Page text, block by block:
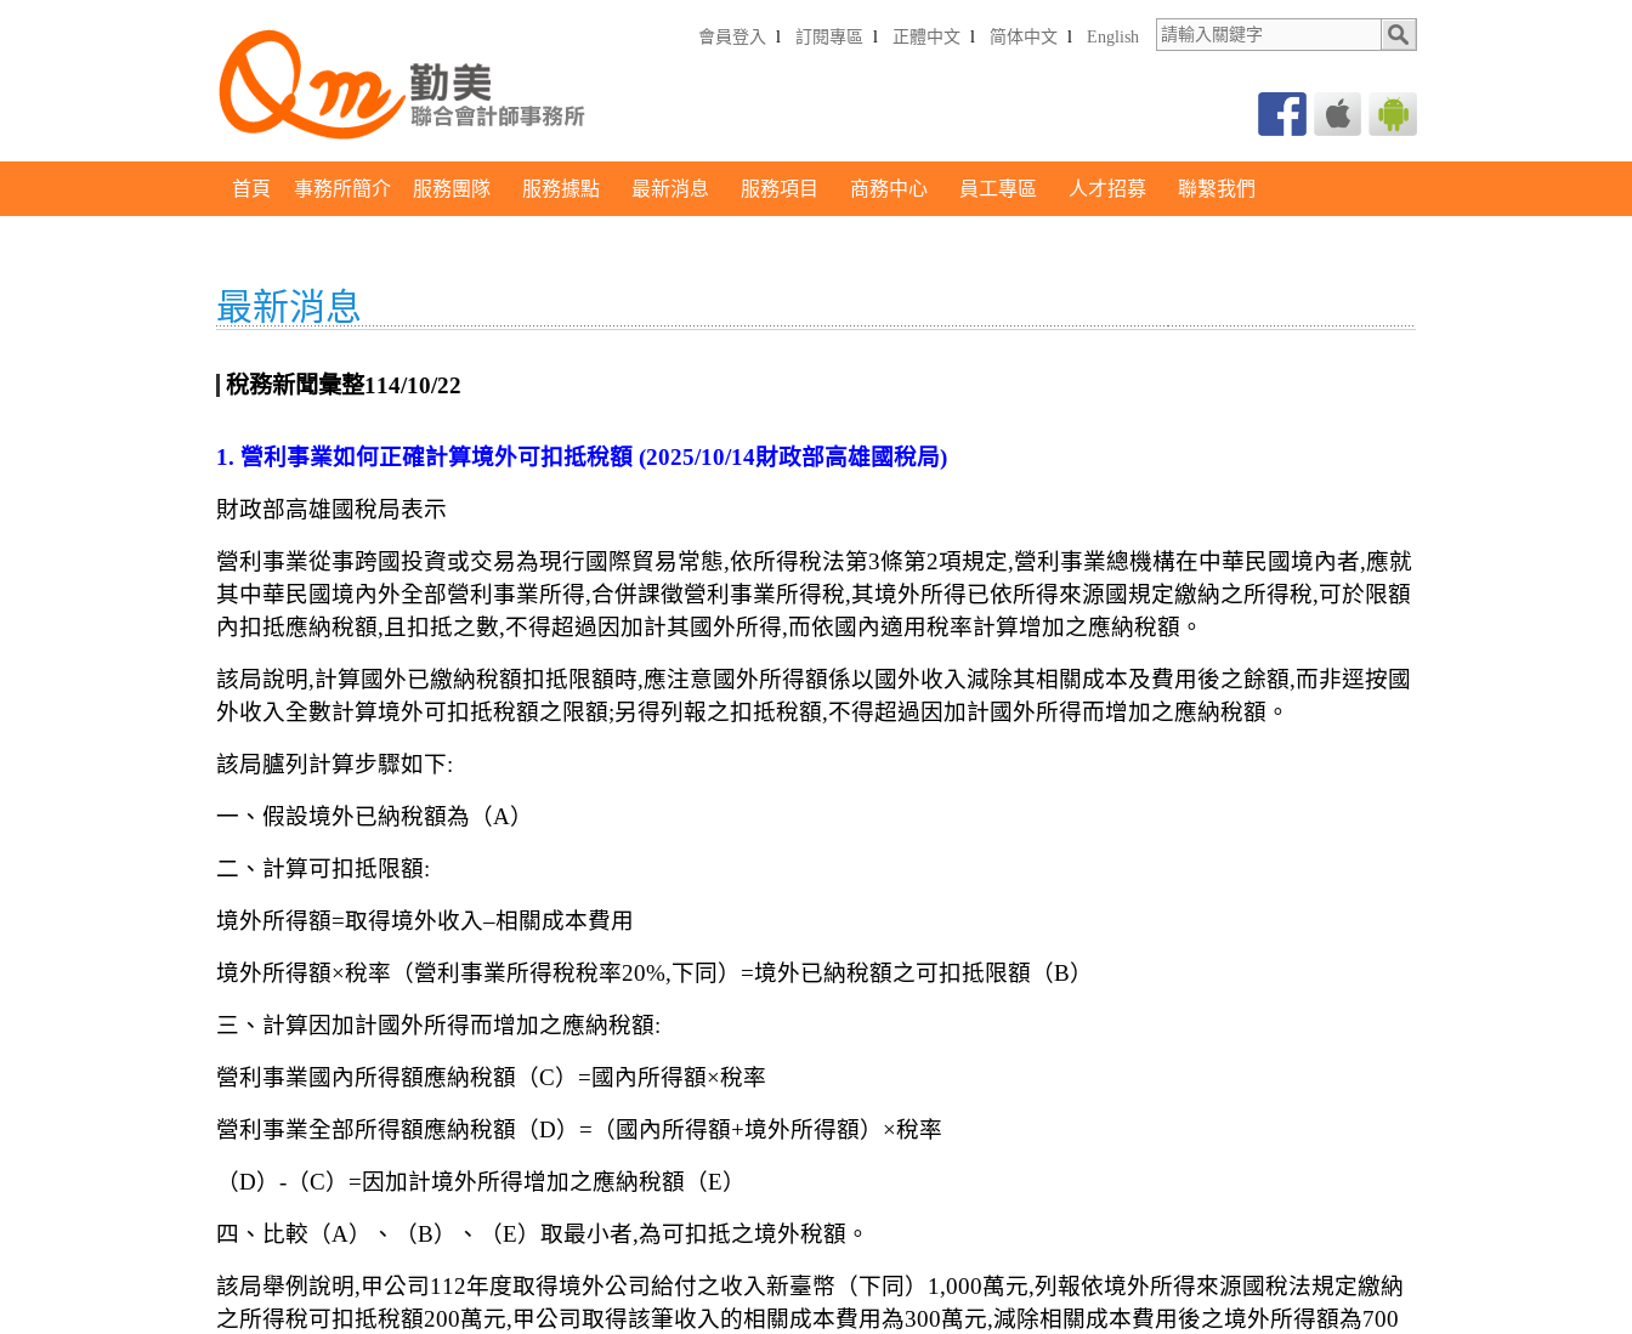
會員登入 l 訂閱專區 l 正體中文 l 简体中文 l English
首頁 事務所簡介 服務團隊 服務據點 最新消息 服務項目 商務中心 員工專區 人才招募 聯繫我們
最新消息
稅務新聞彙整114/10/22
1. 營利事業如何正確計算境外可扣抵稅額 (2025/10/14財政部高雄國稅局)
財政部高雄國稅局表示
營利事業從事跨國投資或交易為現行國際貿易常態,依所得稅法第3條第2項規定,營利事業總機構在中華民國境內者,應就
其中華民國境內外全部營利事業所得,合併課徵營利事業所得稅,其境外所得已依所得來源國規定繳納之所得稅,可於限額
內扣抵應納稅額,且扣抵之數,不得超過因加計其國外所得,而依國內適用稅率計算增加之應納稅額。
該局說明,計算國外已繳納稅額扣抵限額時,應注意國外所得額係以國外收入減除其相關成本及費用後之餘額,而非逕按國
外收入全數計算境外可扣抵稅額之限額;另得列報之扣抵稅額,不得超過因加計國外所得而增加之應納稅額。
該局臚列計算步驟如下:
一、假設境外已納稅額為（A）
二、計算可扣抵限額:
境外所得額=取得境外收入–相關成本費用
境外所得額×稅率（營利事業所得稅稅率20%,下同）=境外已納稅額之可扣抵限額（B）
三、計算因加計國外所得而增加之應納稅額:
營利事業國內所得額應納稅額（C）=國內所得額×稅率
營利事業全部所得額應納稅額（D）=（國內所得額+境外所得額）×稅率
（D）-（C）=因加計境外所得增加之應納稅額（E）
四、比較（A）、（B）、（E）取最小者,為可扣抵之境外稅額。
該局舉例說明,甲公司112年度取得境外公司給付之收入新臺幣（下同）1,000萬元,列報依境外所得來源國稅法規定繳納
之所得稅可扣抵稅額200萬元,甲公司取得該筆收入的相關成本費用為300萬元,減除相關成本費用後之境外所得額為700